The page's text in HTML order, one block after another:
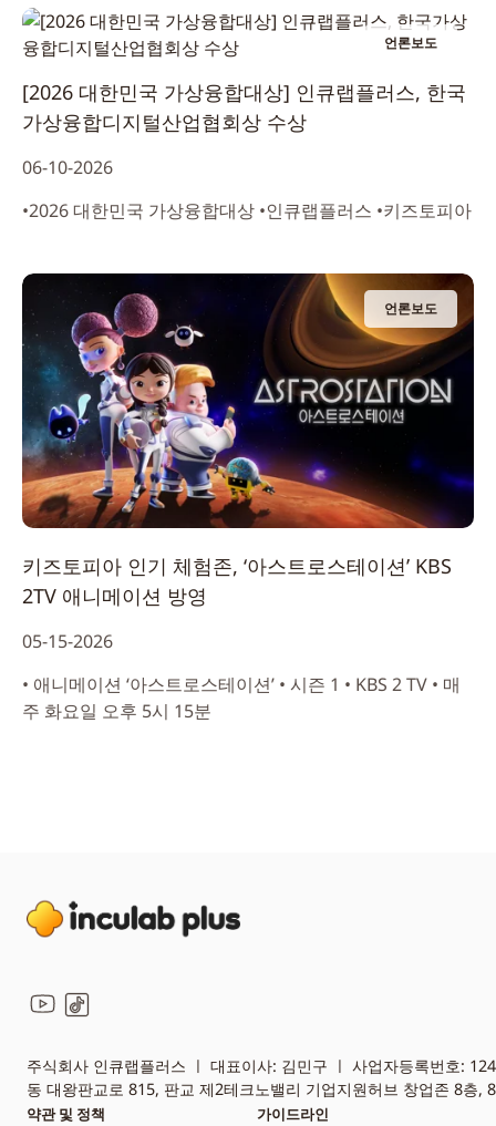
언론보도
[2026 대한민국 가상융합대상] 인큐랩플러스, 한국
가상융합디지털산업협회상 수상
06-10-2026
•2026 대한민국 가상융합대상 •인큐랩플러스 •키즈토피아
언론보도
키즈토피아 인기 체험존, ‘아스트로스테이션’ KBS
2TV 애니메이션 방영
05-15-2026
• 애니메이션 ‘아스트로스테이션’ • 시즌 1 • KBS 2 TV • 매
주 화요일 오후 5시 15분
YouTube
TikTok
주식회사 인큐랩플러스 ㅣ 대표이사: 김민구 ㅣ 사업자등록번호:
동 대왕판교로 815, 판교 제2테크노밸리 기업지원허브 창업존 8층,
약관 및 정책 가이드라인